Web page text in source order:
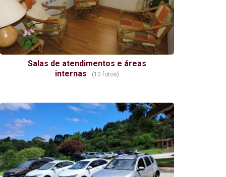
Salas de atendimentos e áreas
internas
(10 fotos)